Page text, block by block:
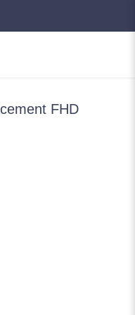
FHD